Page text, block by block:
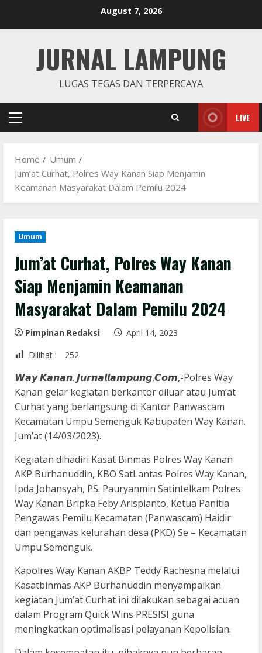
August 7, 2026
JURNAL LAMPUNG
LUGAS TEGAS DAN TERPERCAYA
Primary
LIVE
Home
Umum
Jum’at Curhat, Polres Way Kanan Siap Menjamin
Keamanan Masyarakat Dalam Pemilu 2024
Umum
Jum’at Curhat, Polres Way Kanan
Siap Menjamin Keamanan
Masyarakat Dalam Pemilu 2024
Pimpinan Redaksi
April 14, 2023
Dilihat :
252
𝙒𝙖𝙮 𝙆𝙖𝙣𝙖𝙣. 𝙅𝙪𝙧𝙣𝙖𝙡𝙡𝙖𝙢𝙥𝙪𝙣𝙜,𝘾𝙤𝙢,-Polres Way
Kanan gelar kegiatan berkantor diluar atau Jum’at
Curhat yang berlangsung di Kantor Panwascam
Kecamatan Umpu Semenguk Kabupaten Way Kanan.
Jum’at (14/03/2023).
Kegiatan dihadiri Kasat Binmas Polres Way Kanan
AKP Burhanuddin, KBO SatLantas Polres Way Kanan,
Ipda Johansyah, PS. Pauryanmin Satintelkam Polres
Way Kanan Bripka Feby Arispianto, Ketua Panitia
Pengawas Pemilu Kecamatan (Panwascam) Haidir
dan pengawas kelurahan desa (PKD) Se – Kecamatan
Umpu Semenguk.
Kapolres Way Kanan AKBP Teddy Rachesna melalui
Kasatbinmas AKP Burhanuddin menyampaikan
kegiatan Jum’at Curhat ini dilakukan sebagai acuan
dalam Program Quick Wins PRESISI guna
meningkatkan optimalisasi pelayanan Kepolisian.